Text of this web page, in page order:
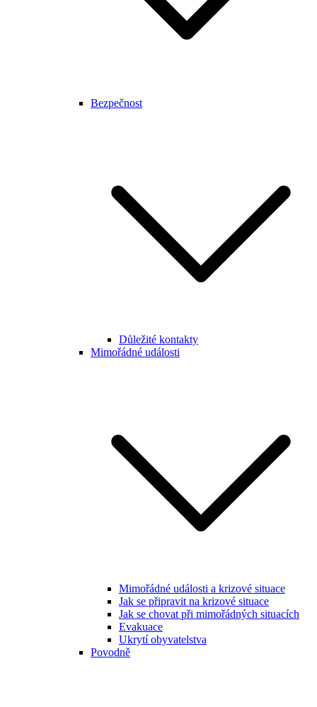
Bezpečnost
Důležité kontakty
Mimořádné události
Mimořádné události a krizové situace
Jak se připravit na krizové situace
Jak se chovat při mimořádných situacích
Evakuace
Ukrytí obyvatelstva
Povodně